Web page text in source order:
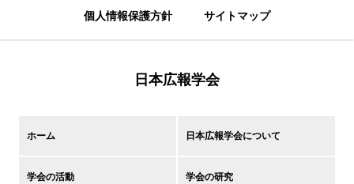
個人情報保護方針 サイトマップ
日本広報学会
ホーム 日本広報学会について
学会の活動 学会の研究